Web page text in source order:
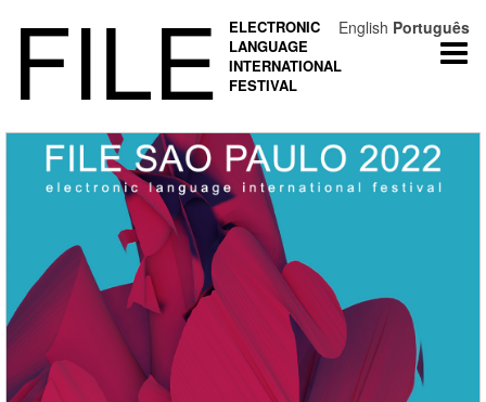
FILE
ELECTRONIC
LANGUAGE
INTERNATIONAL
FESTIVAL
English Português